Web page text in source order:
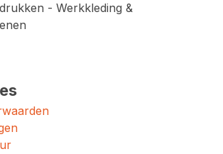
- Werkkleding &